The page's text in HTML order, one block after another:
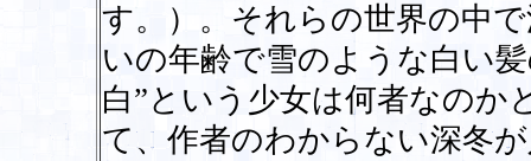
す。）。それらの世界の中
いの年齢で雪のような白い
白”という少女は何者なのか
て、作者のわからない深冬